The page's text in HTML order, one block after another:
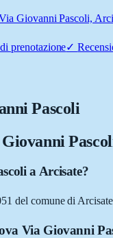
Giovanni Pascoli,
prenotazione✓
Pascoli
a Arcisate?
del comune di
Via Giovanni